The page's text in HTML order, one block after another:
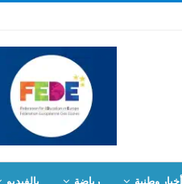
أخبار وطنية رياضة بالفيديو